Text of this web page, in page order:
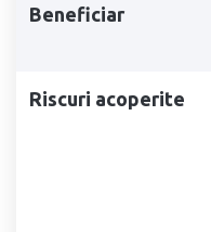
Beneficiar
Riscuri acoperite